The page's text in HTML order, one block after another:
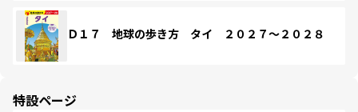
Ｄ１７ 地球の歩き方 タイ ２０２７～２０２８
特設ページ